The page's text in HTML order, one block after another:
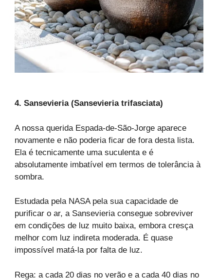
4. Sansevieria (Sansevieria trifasciata)
A nossa querida Espada-de-São-Jorge aparece
novamente e não poderia ficar de fora desta lista.
Ela é tecnicamente uma suculenta e é
absolutamente imbatível em termos de tolerância à
sombra.
Estudada pela NASA pela sua capacidade de
purificar o ar, a Sansevieria consegue sobreviver
em condições de luz muito baixa, embora cresça
melhor com luz indireta moderada. É quase
impossível matá-la por falta de luz.
Rega: a cada 20 dias no verão e a cada 40 dias no